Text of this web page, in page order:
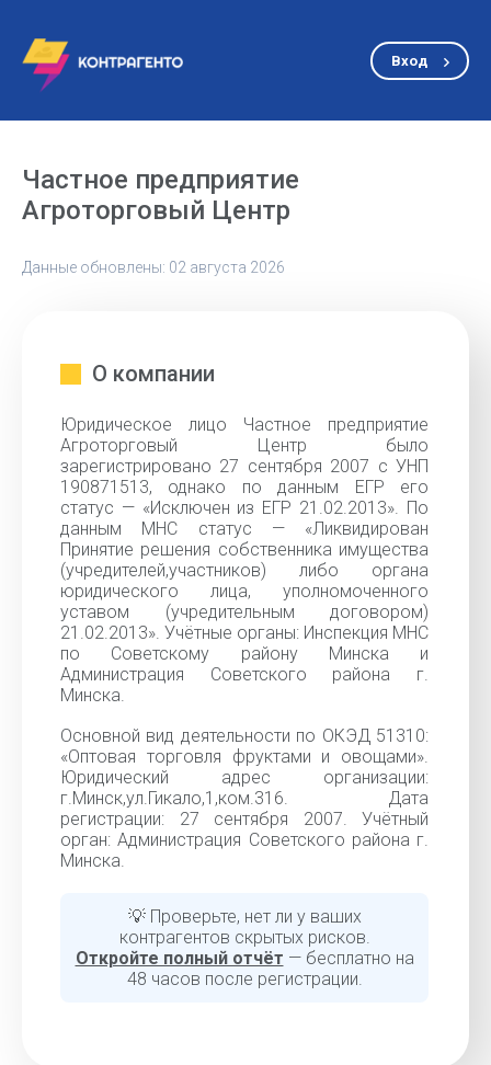
Вход
Частное предприятие
Агроторговый Центр
Данные обновлены: 02 августа 2026
О компании
Юридическое лицо Частное предприятие
Агроторговый Центр было
зарегистрировано 27 сентября 2007 с УНП
190871513, однако по данным ЕГР его
статус — «Исключен из ЕГР 21.02.2013». По
данным МНС статус — «Ликвидирован
Принятие решения собственника имущества
(учредителей,участников) либо органа
юридического лица, уполномоченного
уставом (учредительным договором)
21.02.2013». Учётные органы: Инспекция МНС
по Советскому району Минска и
Администрация Советского района г.
Минска.
Основной вид деятельности по ОКЭД 51310:
«Оптовая торговля фруктами и овощами».
Юридический адрес организации:
г.Минск,ул.Гикало,1,ком.316. Дата
регистрации: 27 сентября 2007. Учётный
орган: Администрация Советского района г.
Минска.
💡 Проверьте, нет ли у ваших
контрагентов скрытых рисков.
Откройте полный отчёт — бесплатно на
48 часов после регистрации.